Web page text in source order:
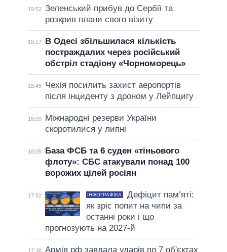
19:52 Зеленський прибув до Сербії та
розкрив плани свого візиту
19:17
В Одесі збільшилася кількість
постраждалих через російський
обстріл стадіону «Чорноморець»
18:45
Чехія посилить захист аеропортів
після інциденту з дроном у Лейпцигу
18:09
Міжнародні резерви України
скоротилися у липні
18:05
База ФСБ та 6 суден «тіньового
флоту»: СБС атакували понад 100
ворожих цілей росіян
17:52 ІНФОГРАФІКА
Дефіцит пам’яті:
як зріс попит на чипи за
останні роки і що
прогнозують на 2027-й
17:38 Армія рф завдала ударів по 7 об'єктах